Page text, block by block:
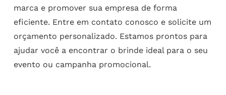
marca e promover sua empresa de forma
eficiente. Entre em contato conosco e solicite um
orçamento personalizado. Estamos prontos para
ajudar você a encontrar o brinde ideal para o seu
evento ou campanha promocional.